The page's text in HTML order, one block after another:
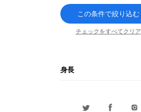
この条件で絞り込む
チェックをすべてクリア
身長